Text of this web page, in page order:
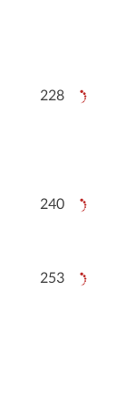
228
240
253